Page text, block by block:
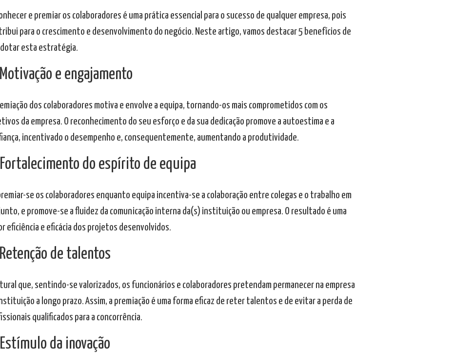
e premiar os colaboradores é uma prática essencial para o sucesso de qualquer empresa, pois
para o crescimento e desenvolvimento do negócio. Neste artigo, vamos destacar 5 benefícios de
esta estratégia.
e engajamento
dos colaboradores motiva e envolve a equipa, tornando-os mais comprometidos com os
da empresa. O reconhecimento do seu esforço e da sua dedicação promove a autoestima e a
incentivado o desempenho e, consequentemente, aumentando a produtividade.
do espírito de equipa
se os colaboradores enquanto equipa incentiva-se a colaboração entre colegas e o trabalho em
e promove-se a fluidez da comunicação interna da(s) instituição ou empresa. O resultado é uma
eficiência e eficácia dos projetos desenvolvidos.
de talentos
que, sentindo-se valorizados, os funcionários e colaboradores pretendam permanecer na empresa
a longo prazo. Assim, a premiação é uma forma eficaz de reter talentos e de evitar a perda de
qualificados para a concorrência.
da inovação